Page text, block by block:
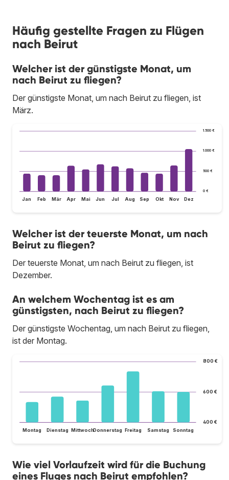
Häufig gestellte Fragen zu Flügen
nach Beirut
Welcher ist der günstigste Monat, um
nach Beirut zu fliegen?
Der günstigste Monat, um nach Beirut zu fliegen, ist
März.
0 €
500 €
1.000 €
1.500 €
Jan Feb Mär Apr Mai Jun Jul Aug Sep Okt Nov Dez
Welcher ist der teuerste Monat, um nach
Beirut zu fliegen?
Der teuerste Monat, um nach Beirut zu fliegen, ist
Dezember.
An welchem Wochentag ist es am
günstigsten, nach Beirut zu fliegen?
Der günstigste Wochentag, um nach Beirut zu fliegen,
ist der Montag.
400 €
600 €
800 €
Montag Dienstag MittwochDonnerstag Freitag Samstag Sonntag
Wie viel Vorlaufzeit wird für die Buchung
eines Fluges nach Beirut empfohlen?